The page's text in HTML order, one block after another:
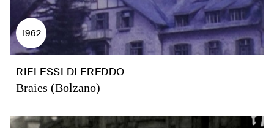
1962
RIFLESSI DI FREDDO
Braies (Bolzano)